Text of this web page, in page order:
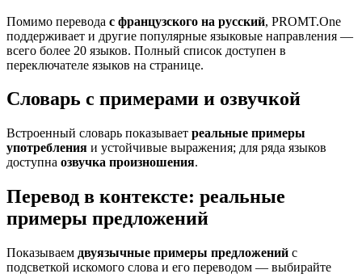
Помимо перевода с французского на русский, PROMT.One
поддерживает и другие популярные языковые направления —
всего более 20 языков. Полный список доступен в
переключателе языков на странице.
Словарь с примерами и озвучкой
Встроенный словарь показывает реальные примеры
употребления и устойчивые выражения; для ряда языков
доступна озвучка произношения.
Перевод в контексте: реальные
примеры предложений
Показываем двуязычные примеры предложений с
подсветкой искомого слова и его переводом — выбирайте